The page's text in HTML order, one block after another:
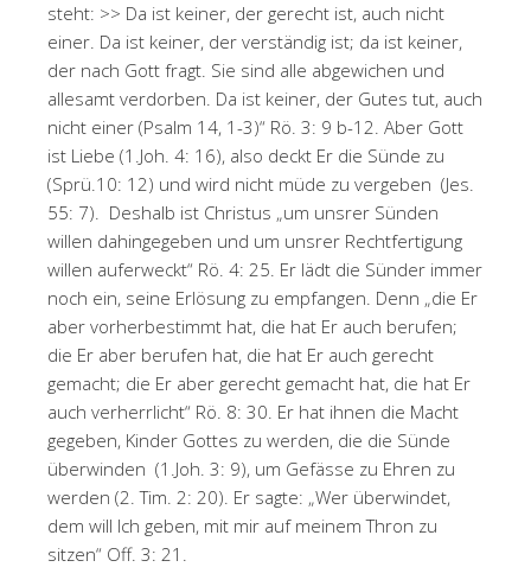
steht: >> Da ist keiner, der gerecht ist, auch nicht
einer. Da ist keiner, der verständig ist; da ist keiner,
der nach Gott fragt. Sie sind alle abgewichen und
allesamt verdorben. Da ist keiner, der Gutes tut, auch
nicht einer (Psalm 14, 1-3)“ Rö. 3: 9 b-12. Aber Gott
ist Liebe (1.Joh. 4: 16), also deckt Er die Sünde zu
(Sprü.10: 12) und wird nicht müde zu vergeben (Jes.
55: 7). Deshalb ist Christus „um unsrer Sünden
willen dahingegeben und um unsrer Rechtfertigung
willen auferweckt“ Rö. 4: 25. Er lädt die Sünder immer
noch ein, seine Erlösung zu empfangen. Denn „die Er
aber vorherbestimmt hat, die hat Er auch berufen;
die Er aber berufen hat, die hat Er auch gerecht
gemacht; die Er aber gerecht gemacht hat, die hat Er
auch verherrlicht“ Rö. 8: 30. Er hat ihnen die Macht
gegeben, Kinder Gottes zu werden, die die Sünde
überwinden (1.Joh. 3: 9), um Gefässe zu Ehren zu
werden (2. Tim. 2: 20). Er sagte: „Wer überwindet,
dem will Ich geben, mit mir auf meinem Thron zu
sitzen“ Off. 3: 21.